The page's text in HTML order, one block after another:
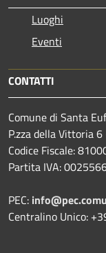
Luoghi
Eventi
CONTATTI
Comune di Santa
P.zza della Vittoria
Codice Fiscale:
Partita IVA:
PEC:
Centralino Unico: